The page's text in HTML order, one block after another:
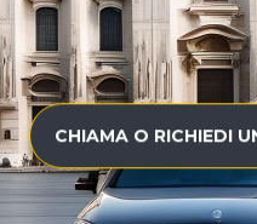
CHIAMA O RICHIEDI